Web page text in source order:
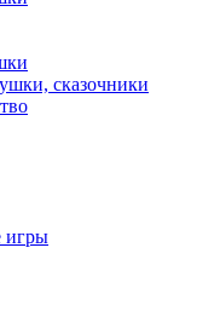
сказочники
игры